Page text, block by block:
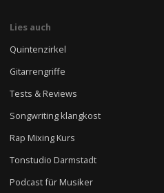
Lies auch
Quintenzirkel
Gitarrengriffe
Tests & Reviews
Songwriting klangkost
Rap Mixing Kurs
Tonstudio Darmstadt
Podcast für Musiker